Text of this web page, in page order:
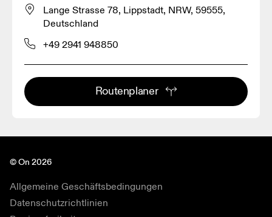
Lange Strasse 78, Lippstadt, NRW, 59555,
Deutschland
+49 2941 948850
Routenplaner
© On 2026
Allgemeine Geschäftsbedingungen
Datenschutzrichtlinien